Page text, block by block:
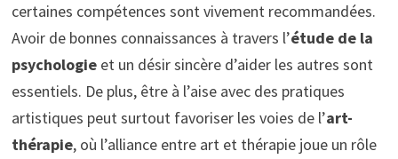
certaines compétences sont vivement recommandées.
Avoir de bonnes connaissances à travers l’étude de la
psychologieet un désir sincère d’aider les autres sont
essentiels. De plus, être à l’aise avec des pratiques
artistiques peut surtout favoriser les voies de l’art-
thérapie, où l’alliance entre art et thérapie joue un rôle